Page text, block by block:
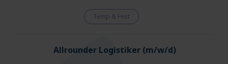
Temp & Fest
Allrounder Logistiker (m/w/d)